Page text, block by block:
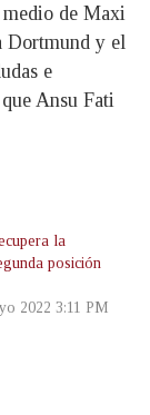
de Maxi
Dortmund y el
e
Ansu Fati
la
posición
2022 3:11 PM